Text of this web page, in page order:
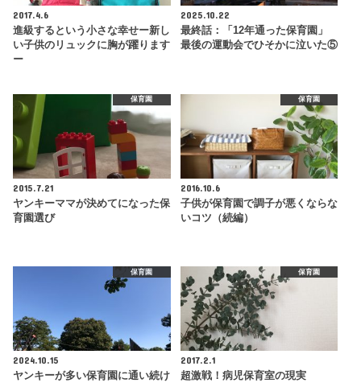
2017.4.6
進級するという小さな幸せー新し
い子供のリュックに胸が躍ります
ー
2025.10.22
最終話：「12年通った保育園」
最後の運動会でひそかに泣いた⑤
保育園
2015.7.21
ヤンキーママが決めてになった保
育園選び
保育園
2016.10.6
子供が保育園で調子が悪くならな
いコツ（続編）
保育園
2024.10.15
ヤンキーが多い保育園に通い続け
保育園
2017.2.1
超激戦！病児保育室の現実